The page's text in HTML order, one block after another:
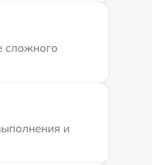
сложного
и